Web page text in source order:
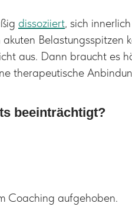
dissoziiert, sich
Belastungsspitzen
aus. Dann braucht es
therapeutische
beeinträchtigt?
Coaching aufgehoben.